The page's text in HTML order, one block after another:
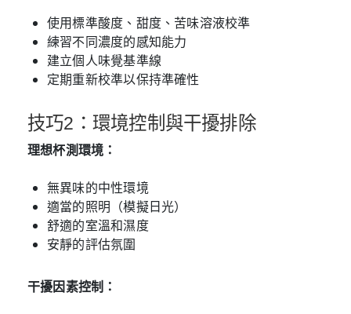
使用標準酸度、甜度、苦味溶液校準
練習不同濃度的感知能力
建立個人味覺基準線
定期重新校準以保持準確性
技巧2：環境控制與干擾排除
理想杯測環境：
無異味的中性環境
適當的照明（模擬日光）
舒適的室溫和濕度
安靜的評估氛圍
干擾因素控制：